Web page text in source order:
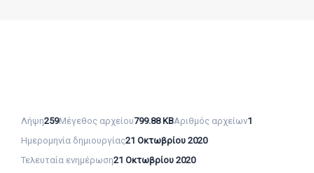
Λήψη259Μέγεθος αρχείου799.88 KBΑριθμός αρχείων1
Ημερομηνία δημιουργίας21 Οκτωβρίου 2020
Τελευταία ενημέρωση21 Οκτωβρίου 2020